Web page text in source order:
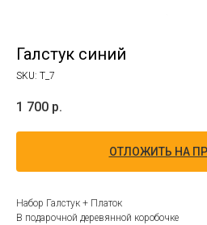
Галстук синий
SKU: T_7
1 700 р.
ОТЛОЖИТЬ НА
Набор Галстук + Платок
В подарочной деревянной коробочке